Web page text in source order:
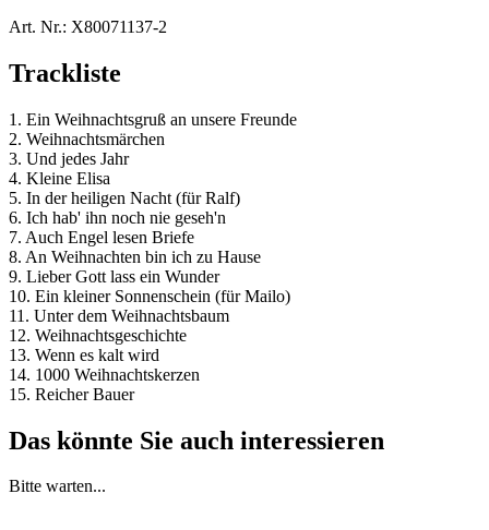
Art. Nr.: X80071137-2
Trackliste
1. Ein Weihnachtsgruß an unsere Freunde
2. Weihnachtsmärchen
3. Und jedes Jahr
4. Kleine Elisa
5. In der heiligen Nacht (für Ralf)
6. Ich hab' ihn noch nie geseh'n
7. Auch Engel lesen Briefe
8. An Weihnachten bin ich zu Hause
9. Lieber Gott lass ein Wunder
10. Ein kleiner Sonnenschein (für Mailo)
11. Unter dem Weihnachtsbaum
12. Weihnachtsgeschichte
13. Wenn es kalt wird
14. 1000 Weihnachtskerzen
15. Reicher Bauer
Das könnte Sie auch interessieren
Bitte warten...